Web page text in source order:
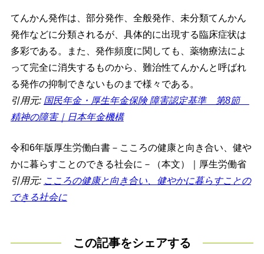
てんかん発作は、部分発作、全般発作、未分類てんかん
発作などに分類されるが、具体的に出現する臨床症状は
多彩である。また、発作頻度に関しても、薬物療法によ
って完全に消失するものから、難治性てんかんと呼ばれ
る発作の抑制できないものまで様々である。
引用元: 国民年金・厚生年金保険 障害認定基準 第8節
精神の障害｜日本年金機構
令和6年版厚生労働白書－こころの健康と向き合い、健や
かに暮らすことのできる社会に－（本文）｜厚生労働省
引用元: こころの健康と向き合い、健やかに暮らすことの
できる社会に
この記事をシェアする